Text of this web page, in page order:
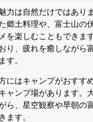
力は自然だけではあり
郷土料理や、富士山の
を楽しむこともできま
り、疲れを癒しながら
す。
にはキャンプがおすす
ャンプ場があります。
ら、星空観察や早朝の
ます。